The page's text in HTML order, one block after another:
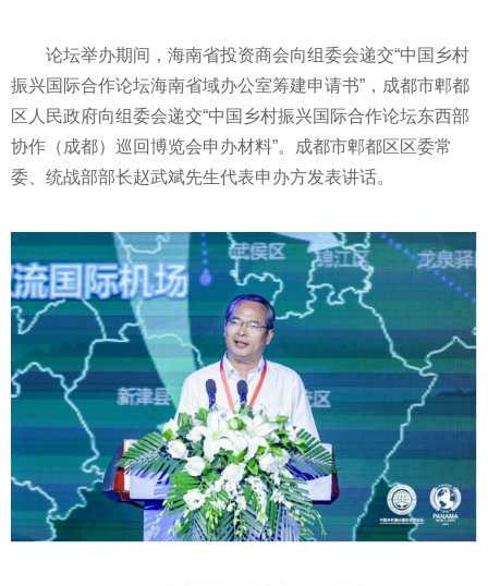
论坛举办期间，海南省投资商会向组委会递交“中国乡村
振兴国际合作论坛海南省域办公室筹建申请书”，成都市郫都
区人民政府向组委会递交“中国乡村振兴国际合作论坛东西部
协作（成都）巡回博览会申办材料”。成都市郫都区区委常
委、统战部部长赵武斌先生代表申办方发表讲话。